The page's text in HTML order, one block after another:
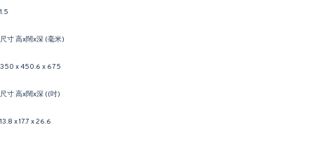
1.5
尺寸 高x闊x深 (毫米)
350 x 450.6 x 675
尺寸 高x闊x深 ((吋)
13.8 x 17.7 x 26.6